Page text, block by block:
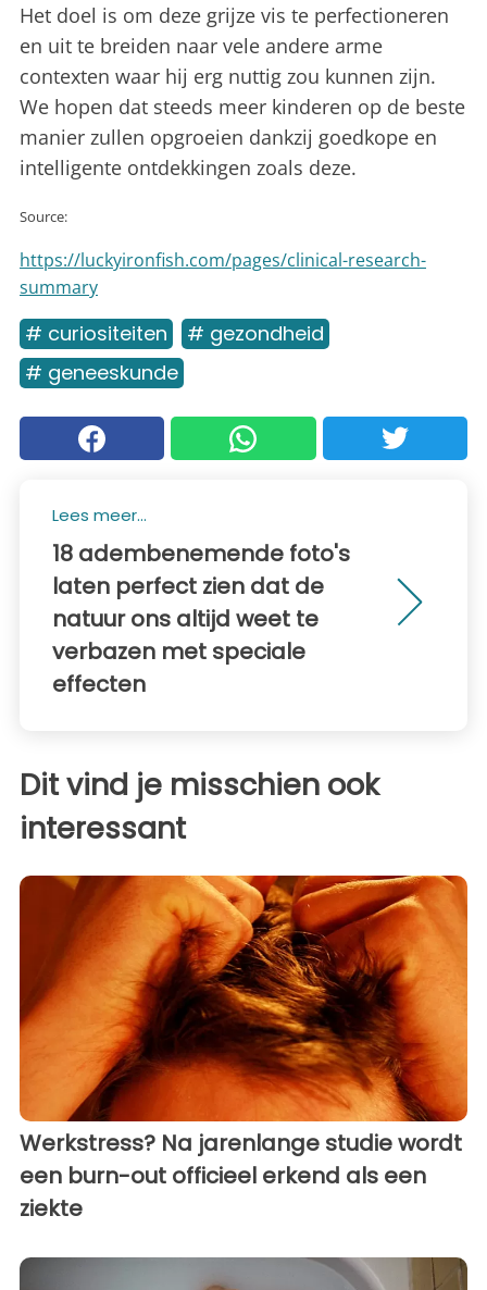
Het doel is om deze grijze vis te perfectioneren
en uit te breiden naar vele andere arme
contexten waar hij erg nuttig zou kunnen zijn.
We hopen dat steeds meer kinderen op de beste
manier zullen opgroeien dankzij goedkope en
intelligente ontdekkingen zoals deze.
Source:
https://luckyironfish.com/pages/clinical-research-
summary
# curiositeiten
# gezondheid
# geneeskunde
Lees meer...
18 adembenemende foto's
laten perfect zien dat de
natuur ons altijd weet te
verbazen met speciale
effecten
Dit vind je misschien ook
interessant
Werkstress? Na jarenlange studie wordt
een burn-out officieel erkend als een
ziekte